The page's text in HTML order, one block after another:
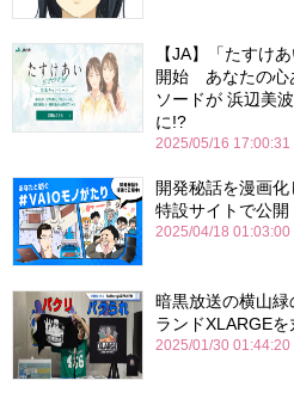
【JA】「たすけ
開始 あなたの心
ソードが 浜辺美
に!?
2025/05/16 17:00:31
開発秘話を漫画
特設サイトで公開
2025/04/18 01:03:00
暗黒放送の横山
ランドXLARGEを
2025/01/30 01:44:20